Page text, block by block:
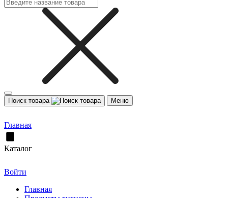
Поиск товара Меню
Главная
Каталог
Войти
Главная